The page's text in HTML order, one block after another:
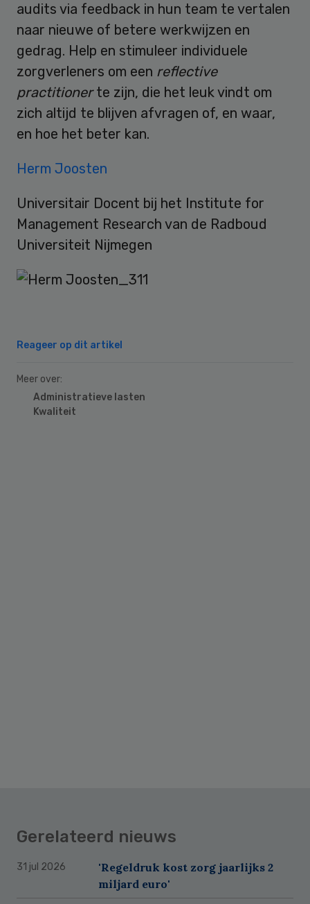
audits via feedback in hun team te vertalen
naar nieuwe of betere werkwijzen en
gedrag. Help en stimuleer individuele
zorgverleners om een reflective
practitionerte zijn, die het leuk vindt om
zich altijd te blijven afvragen of, en waar,
en hoe het beter kan.
Herm Joosten
Universitair Docent bij het Institute for
Management Research van de Radboud
Universiteit Nijmegen
Reageer op dit artikel
Meer over:
Administratieve lasten
Kwaliteit
Gerelateerd nieuws
31 jul 2026
'Regeldruk kost zorg jaarlijks 2
miljard euro'